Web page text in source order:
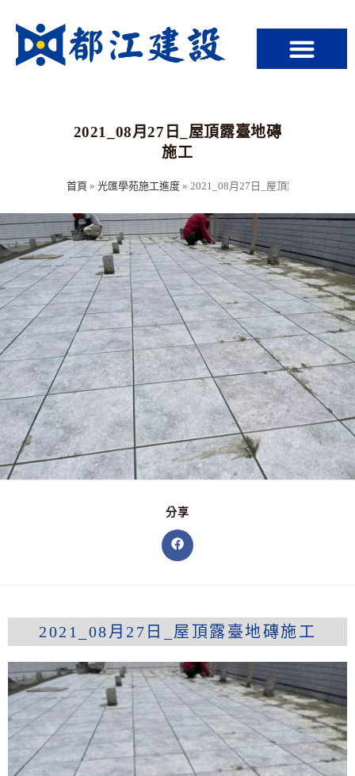
2021_08月27日_屋頂露臺地磚
施工
首頁 » 光匯學苑施工進度 » 2021_08月27日_屋頂露臺地磚施工
分享
2021_08月27日_屋頂露臺地磚施工